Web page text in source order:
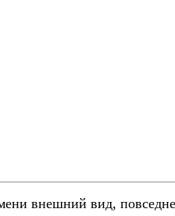
внешний вид,